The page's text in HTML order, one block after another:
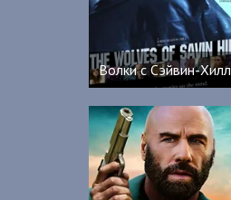
Волки с Сэйвин-Хилл